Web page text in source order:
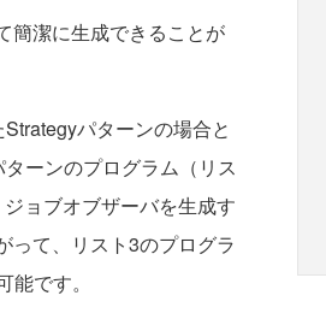
簡潔に生成できることが
パターンの場合と
ーンのプログラム（リス
ョブオブザーバを生成す
って、リスト3のプログラ
です。